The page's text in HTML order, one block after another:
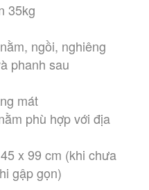
35kg
ngồi, nghiêng
phanh sau
mát
gập gọn)